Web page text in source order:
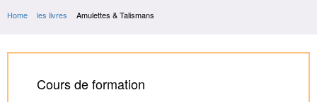
Home les livres Amulettes & Talismans
Cours de formation